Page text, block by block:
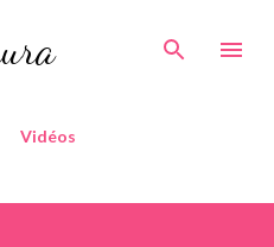
principal
Vidéos